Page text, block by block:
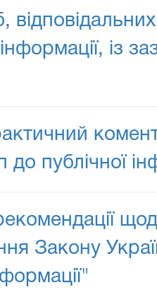
із
публічної
Закону